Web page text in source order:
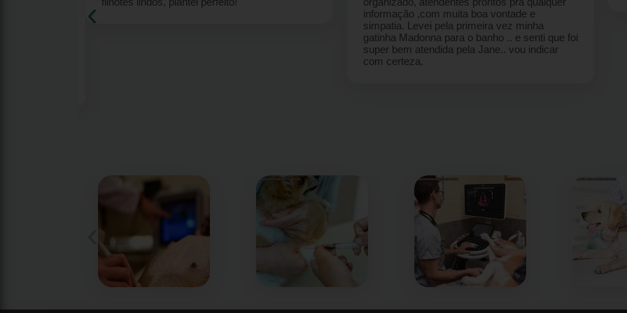
informação ,com muita boa vontade e
simpatia. Levei pela primeira vez minha
gatinha Madonna para o banho .. e senti que foi
super bem atendida pela Jane.. vou indicar
com certeza.
‹